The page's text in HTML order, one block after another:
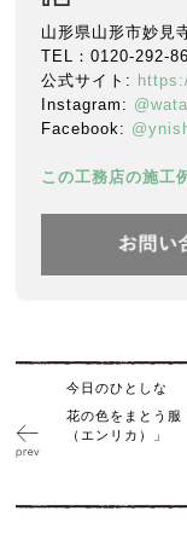
山形県山形市妙見
TEL：0120-292-
公式サイト:
Instagram:
Facebook:
この工務店の施工
今日のひとしな
花の色をまとう
（エンリカ）」